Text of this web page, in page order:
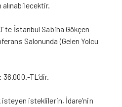
alınabilecektir.
te İstanbul Sabiha Gökçen
Salonunda (Gelen Yolcu
TL’dir.
isteyen isteklilerin, İdare’nin